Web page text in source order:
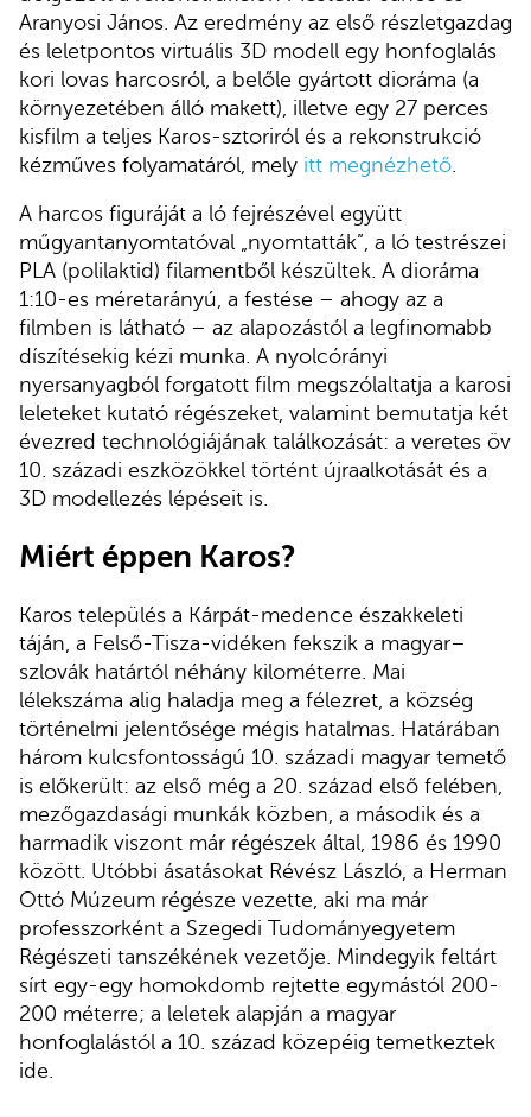
Aranyosi János. Az eredmény az első részletgazdag
és leletpontos virtuális 3D modell egy honfoglalás
kori lovas harcosról, a belőle gyártott dioráma (a
környezetében álló makett), illetve egy 27 perces
kisfilm a teljes Karos-sztoriról és a rekonstrukció
kézműves folyamatáról, mely itt megnézhető
A harcos figuráját a ló fejrészével együtt
műgyantanyomtatóval „nyomtatták”, a ló testrészei
PLA (polilaktid) filamentből készültek. A dioráma
1:10-es méretarányú, a festése – ahogy az a
filmben is látható – az alapozástól a legfinomabb
díszítésekig kézi munka. A nyolcórányi
nyersanyagból forgatott film megszólaltatja a karosi
leleteket kutató régészeket, valamint bemutatja két
évezred technológiájának találkozását: a veretes öv
10. századi eszközökkel történt újraalkotását és a
3D modellezés lépéseit is.
Miért éppen Karos?
Karos település a Kárpát-medence északkeleti
táján, a Felső-Tisza-vidéken fekszik a magyar–
szlovák határtól néhány kilométerre. Mai
lélekszáma alig haladja meg a félezret, a község
történelmi jelentősége mégis hatalmas. Határában
három kulcsfontosságú 10. századi magyar temető
is előkerült: az első még a 20. század első felében,
mezőgazdasági munkák közben, a második és a
harmadik viszont már régészek által, 1986 és 1990
között. Utóbbi ásatásokat Révész László, a Herman
Ottó Múzeum régésze vezette, aki ma már
professzorként a Szegedi Tudományegyetem
Régészeti tanszékének vezetője. Mindegyik feltárt
sírt egy-egy homokdomb rejtette egymástól 200-
200 méterre; a leletek alapján a magyar
honfoglalástól a 10. század közepéig temetkeztek
ide.